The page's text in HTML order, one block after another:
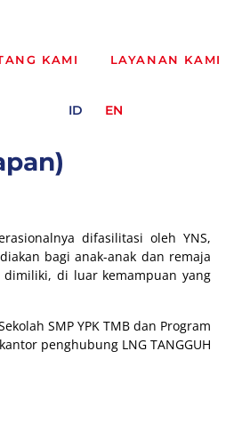
KAMI LAYANAN KAMI
ID EN
difasilitasi oleh YNS,
bagi anak-anak dan remaja
di luar kemampuan yang
SMP YPK TMB dan Program
penghubung LNG TANGGUH